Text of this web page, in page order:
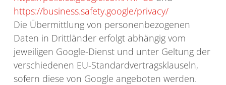
https://business.safety.google/privacy/
Die Übermittlung von personenbezogenen
Daten in Drittländer erfolgt abhängig vom
jeweiligen Google-Dienst und unter Geltung der
verschiedenen EU-Standardvertragsklauseln,
sofern diese von Google angeboten werden.